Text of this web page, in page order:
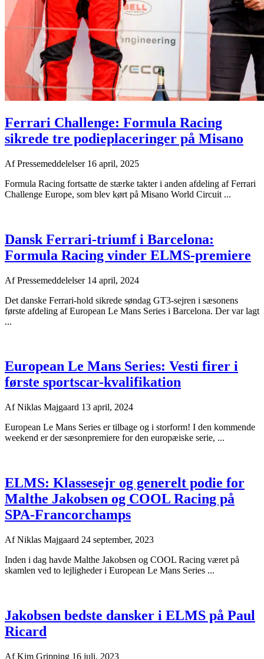
Ferrari Challenge: Formula Racing
sikrede tre podieplaceringer på Misano
AfPressemeddelelser 16 april, 2025
Formula Racing fortsatte de stærke takter i anden afdeling af Ferrari
Challenge Europe, som blev kørt på Misano World Circuit ...
Dansk Ferrari-triumf i Barcelona:
Formula Racing vinder ELMS-premiere
AfPressemeddelelser 14 april, 2024
Det danske Ferrari-hold sikrede søndag GT3-sejren i sæsonens
første afdeling af European Le Mans Series i Barcelona. Der var lagt
...
European Le Mans Series: Vesti firer i
første sportscar-kvalifikation
AfNiklas Majgaard 13 april, 2024
European Le Mans Series er tilbage og i storform! I den kommende
weekend er der sæsonpremiere for den europæiske serie, ...
ELMS: Klassesejr og generelt podie for
Malthe Jakobsen og COOL Racing på
SPA-Francorchamps
AfNiklas Majgaard 24 september, 2023
Inden i dag havde Malthe Jakobsen og COOL Racing været på
skamlen ved to lejligheder i European Le Mans Series ...
Jakobsen bedste dansker i ELMS på Paul
Ricard
AfKim Gripping 16 juli, 2023